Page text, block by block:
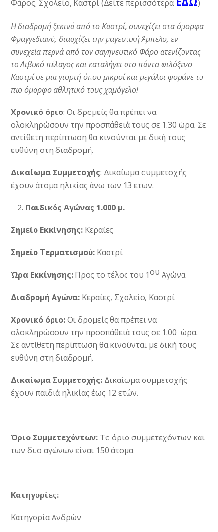
Φάρος, Σχολείο, Καστρί (Δείτε περισσότερα )
Η διαδρομή ξεκινά από το Καστρί, συνεχίζει στα όμορφα
Φραγγεδιανά, διασχίζει την μαγευτική Άμπελο, εν
συνεχεία περνά από τον σαγηνευτικό Φάρο ατενίζοντας
το Λιβυκό πέλαγος και καταλήγει στο πάντα φιλόξενο
Καστρί σε μια γιορτή όπου μικροί και μεγάλοι φοράνε το
πιο όμορφο αθλητικό τους χαμόγελο!
Χρονικό όριο: Οι δρομείς θα πρέπει να
ολοκληρώσουν την προσπάθειά τους σε 1.30 ώρα. Σε
αντίθετη περίπτωση θα κινούνται με δική τους
ευθύνη στη διαδρομή.
Δικαίωμα Συμμετοχής: Δικαίωμα συμμετοχής
έχουν άτομα ηλικίας άνω των 13 ετών.
Παιδικός Αγώνας 1.000 μ.
Σημείο Εκκίνησης: Κεραίες
Σημείο Τερματισμού: Καστρί
Ώρα Εκκίνησης: Προς το τέλος του 1ου Αγώνα
Διαδρομή Αγώνα: Κεραίες, Σχολείο, Καστρί
Χρονικό όριο:Οι δρομείς θα πρέπει να
ολοκληρώσουν την προσπάθειά τους σε 1.00 ώρα.
Σε αντίθετη περίπτωση θα κινούνται με δική τους
ευθύνη στη διαδρομή.
Δικαίωμα Συμμετοχής: Δικαίωμα συμμετοχής
έχουν παιδιά ηλικίας έως 12 ετών.
Όριο Συμμετεχόντων: Το όριο συμμετεχόντων και
των δυο αγώνων είναι 150 άτομα
Κατηγορίες:
Κατηγορία Ανδρών